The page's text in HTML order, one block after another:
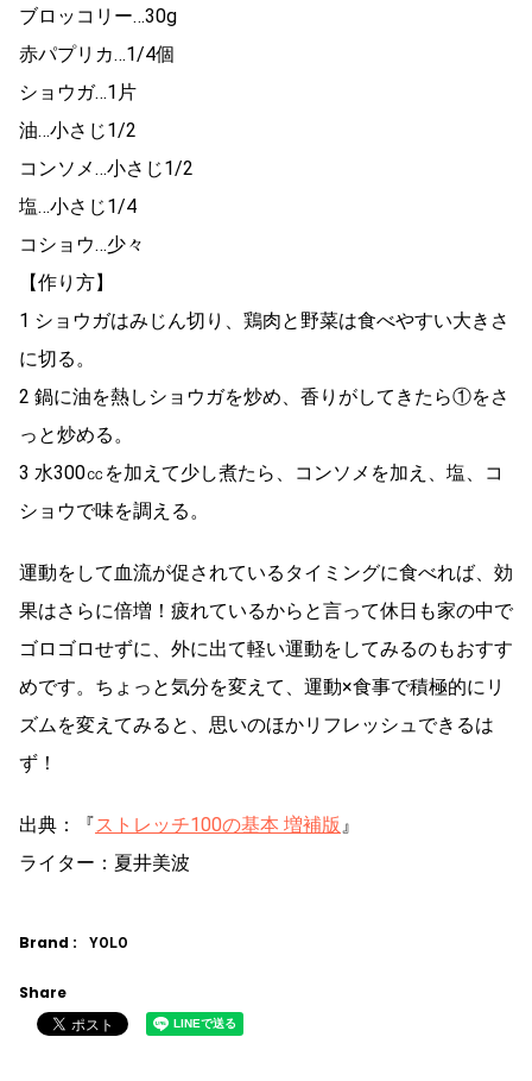
ブロッコリー…30g
赤パプリカ…1/4個
ショウガ…1片
油…小さじ1/2
コンソメ…小さじ1/2
塩…小さじ1/4
コショウ…少々
【作り方】
1 ショウガはみじん切り、鶏肉と野菜は食べやすい大きさ
に切る。
2 鍋に油を熱しショウガを炒め、香りがしてきたら①をさ
っと炒める。
3 水300㏄を加えて少し煮たら、コンソメを加え、塩、コ
ショウで味を調える。
運動をして血流が促されているタイミングに食べれば、効
果はさらに倍増！疲れているからと言って休日も家の中で
ゴロゴロせずに、外に出て軽い運動をしてみるのもおすす
めです。ちょっと気分を変えて、運動×食事で積極的にリ
ズムを変えてみると、思いのほかリフレッシュできるは
ず！
出典：『ストレッチ100の基本 増補版 』
ライター：夏井美波
Brand : YOLO
Share